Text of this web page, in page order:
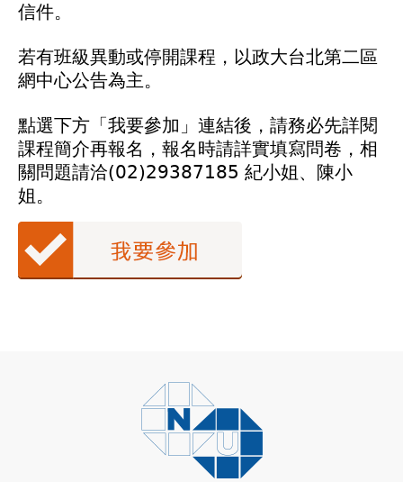
信件。
若有班級異動或停開課程，以政大台北第二區
網中心公告為主。
點選下方「我要參加」連結後，請務必先詳閱
課程簡介再報名，報名時請詳實填寫問卷，相
關問題請洽(02)29387185 紀小姐、陳小
姐。